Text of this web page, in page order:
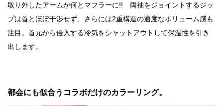
取り外したアームが何とマフラーに!! 両袖をジョイントするジッ
プは首とほぼ干渉せず、さらには2重構造の適度なボリューム感も
注目。首元から侵入する冷気をシャットアウトして保温性を引き
出します。
都会にも似合うコラボだけのカラーリング。